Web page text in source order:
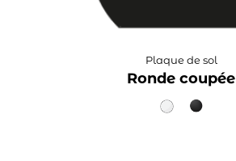
Plaque de sol
Ronde coupée